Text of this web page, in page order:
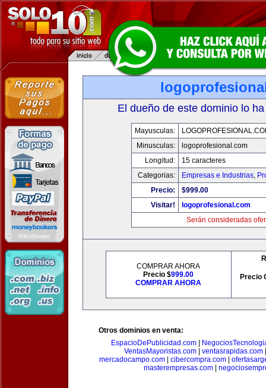
El dueño de este dominio lo
Mayusculas:
Minusculas:
logoprofesional.com
Longitud:
15 caracteres
Categorias:
Empresas e Industrias,
Precio:
$999.00
Visitar!
logoprofesional.com
Serán consideradas
COMPRAR AHORA
Precio $999.00
COMPRAR AHORA
Precio
Otros dominios en venta:
EspacioDePublicidad.com|
VentasMayoristas.com
ventasrapidas.com
mercadocampo.com
cibercompra.com
masterempresas.com|